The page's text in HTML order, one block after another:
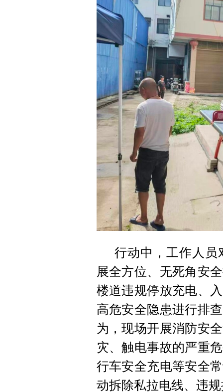
行动中，工作人员
展全方位、无死角安
楼道违规停放充电、
高危安全隐患进行排
为，现场开展消防安
灾、触电事故的严重
行车安全充电等安全
动拆除私拉电线、违